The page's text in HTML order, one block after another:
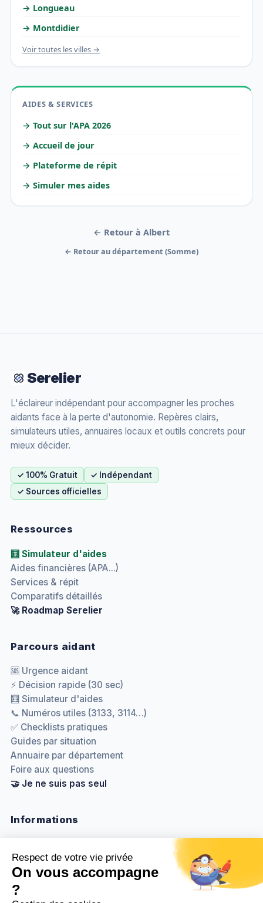
→ Longueau
→ Montdidier
Voir toutes les villes →
AIDES & SERVICES
→ Tout sur l'APA 2026
→ Accueil de jour
→ Plateforme de répit
→ Simuler mes aides
← Retour à Albert
← Retour au département (Somme)
Serelier
L'éclaireur indépendant pour accompagner les proches
aidants face à la perte d'autonomie. Repères clairs,
simulateurs utiles, annuaires locaux et outils concrets pour
mieux décider.
✓ 100% Gratuit
✓ Indépendant
✓ Sources officielles
Ressources
🧮 Simulateur d'aides
Aides financières (APA...)
Services & répit
Comparatifs détaillés
🚀 Roadmap Serelier
Parcours aidant
🆘 Urgence aidant
⚡ Décision rapide (30 sec)
🧮 Simulateur d'aides
📞 Numéros utiles (3133, 3114…)
✅ Checklists pratiques
Guides par situation
Annuaire par département
Foire aux questions
🤝 Je ne suis pas seul
Informations
Méthodologie & sources
Politique de confidentialité
Mentions légales
Gestion des cookies